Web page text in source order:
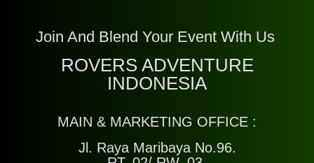
Join And Blend Your Event With Us
ROVERS ADVENTURE
INDONESIA
MAIN & MARKETING OFFICE :
Jl. Raya Maribaya No.96.